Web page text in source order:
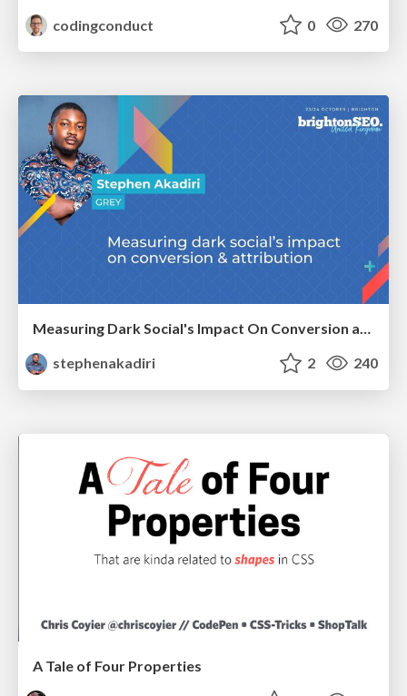
codingconduct
0 270
Measuring Dark Social's Impact On Conversion and Attribution
stephenakadiri
2 240
A Tale of Four Properties